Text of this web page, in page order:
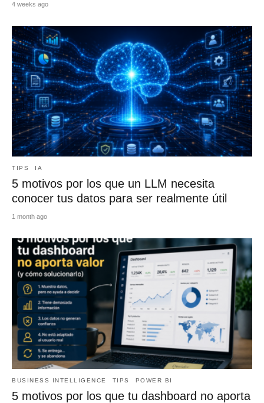
4 weeks ago
TIPS IA
5 motivos por los que un LLM necesita
conocer tus datos para ser realmente útil
1 month ago
BUSINESS INTELLIGENCE TIPS POWER BI
5 motivos por los que tu dashboard no aporta